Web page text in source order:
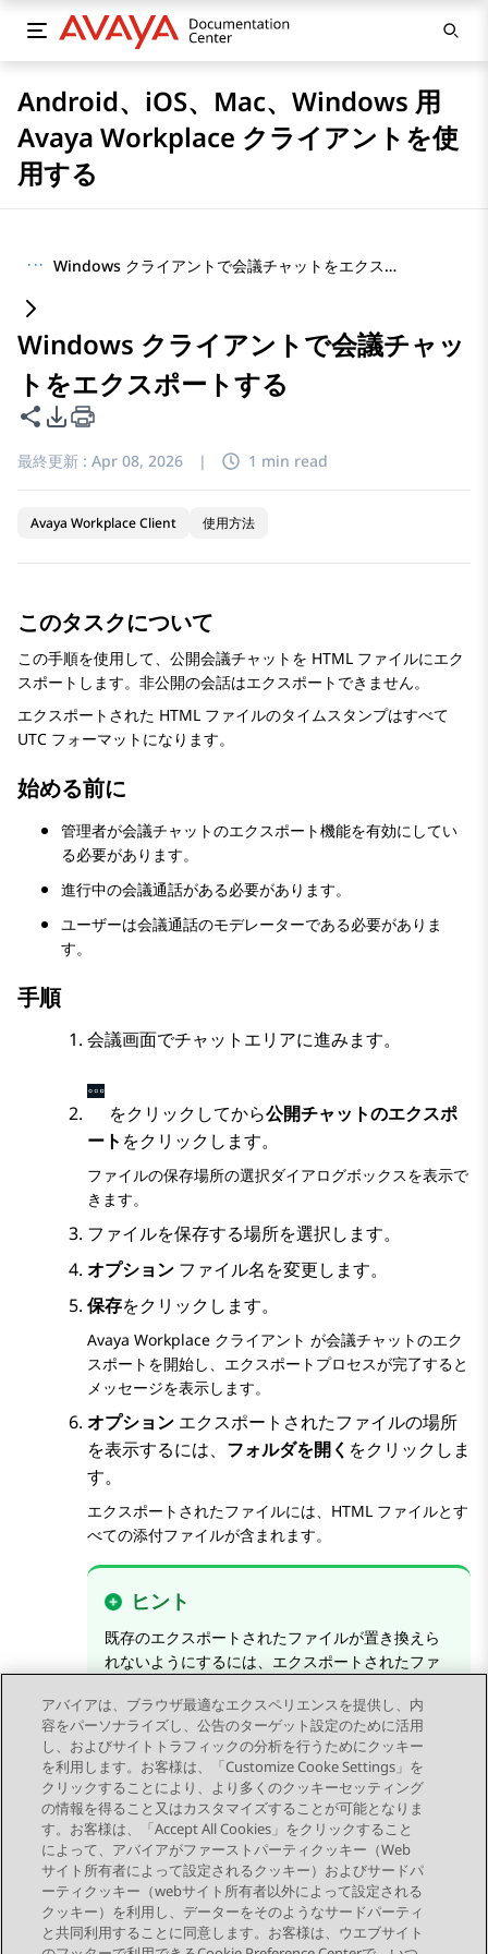
Android、iOS、Mac、Windows 用
Avaya Workplace クライアントを使
用する
··· Windows クライアントで会議チャットをエクスポートする
Windows クライアントで会議チャッ
トをエクスポートする
このページを共有
PDFエクスポートオプション
最終更新 : Apr 08, 2026 | 1 min read
Avaya Workplace Client 使用方法
このタスクについて
この手順を使用して、公開会議チャットを HTML ファイルにエク
スポートします。非公開の会話はエクスポートできません。
エクスポートされた HTML ファイルのタイムスタンプはすべて
UTC フォーマットになります。
始める前に
管理者が会議チャットのエクスポート機能を有効にしてい
る必要があります。
進行中の会議通話がある必要があります。
ユーザーは会議通話のモデレーターである必要がありま
す。
手順
会議画面でチャット エリアに進みます。
をクリックしてから公開チャットのエクスポ
ート をクリックします。
ファイルの保存場所の選択ダイアログボックスを表示で
きます。
ファイルを保存する場所を選択します。
オプション ファイル名を変更します。
保存をクリックします。
Avaya Workplace クライアント が会議チャットのエク
スポートを開始し、エクスポートプロセスが完了すると
メッセージを表示します。
オプション エクスポートされたファイルの場所
を表示するには、 フォルダを開く をクリックしま
す。
エクスポートされたファイルには、HTML ファイルとす
べての添付ファイルが含まれます。
ヒント
既存のエクスポートされたファイルが置き換えら
れないようにするには、エクスポートされたファ
か、ファイル名を変更してください。
Send Feedback
アバイアは、ブラウザ最適なエクスペリエンスを提供し、内
容をパーソナライズし、公告のターゲット設定のために活用
し、およびサイトトラフィックの分析を行うためにクッキー
を利用します。お客様は、「Customize Cooke Settings」を
クリックすることにより、より多くのクッキーセッティング
の情報を得ること又はカスタマイズすることが可能となりま
す。お客様は、「Accept All Cookies」をクリックすること
によって、アバイアがファーストパーティクッキー（Web
サイト所有者によって設定されるクッキー）およびサードパ
ーティクッキー（webサイト所有者以外によって設定される
クッキー）を利用し、データーをそのようなサードパーティ
と共同利用することに同意します。お客様は、ウエブサイト